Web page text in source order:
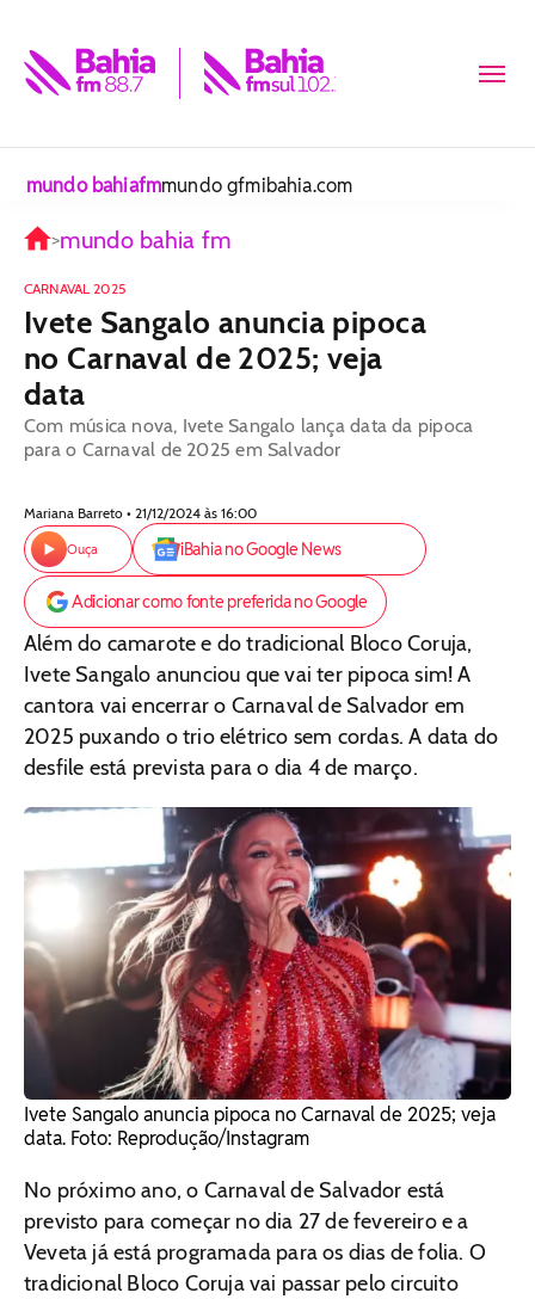
mundo bahiafmmundo gfmibahia.com
>mundo bahia fm
CARNAVAL 2025
Ivete Sangalo anuncia pipoca
no Carnaval de 2025; veja
data
Com música nova, Ivete Sangalo lança data da pipoca
para o Carnaval de 2025 em Salvador
Mariana Barreto • 21/12/2024 às 16:00
Ouça iBahia no Google News
Adicionar como fonte preferida no Google
Além do camarote e do tradicional Bloco Coruja,
Ivete Sangalo anunciou que vai ter pipoca sim! A
cantora vai encerrar o Carnaval de Salvador em
2025 puxando o trio elétrico sem cordas. A data do
desfile está prevista para o dia 4 de março.
Ivete Sangalo anuncia pipoca no Carnaval de 2025; veja
data. Foto: Reprodução/Instagram
No próximo ano, o Carnaval de Salvador está
previsto para começar no dia 27 de fevereiro e a
Veveta já está programada para os dias de folia. O
tradicional Bloco Coruja vai passar pelo circuito